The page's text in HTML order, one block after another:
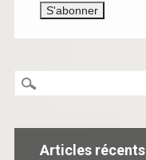
Articles récents